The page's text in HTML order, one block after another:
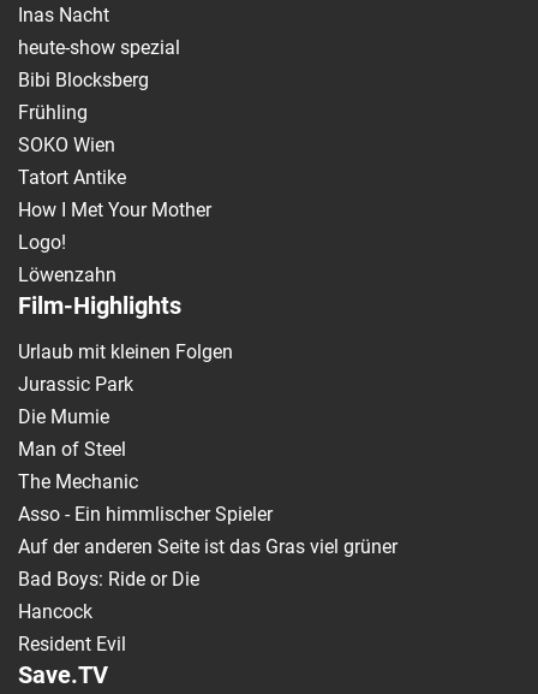
Inas Nacht
heute-show spezial
Bibi Blocksberg
Frühling
SOKO Wien
Tatort Antike
How I Met Your Mother
Logo!
Löwenzahn
Film-Highlights
Urlaub mit kleinen Folgen
Jurassic Park
Die Mumie
Man of Steel
The Mechanic
Asso - Ein himmlischer Spieler
Auf der anderen Seite ist das Gras viel grüner
Bad Boys: Ride or Die
Hancock
Resident Evil
Save.TV